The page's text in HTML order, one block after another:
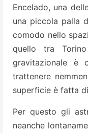
Encelado, una
una piccola palla
comodo nello
quello tra
gravitazionale è
trattenere
superficie è fatta
Per questo gli
neanche